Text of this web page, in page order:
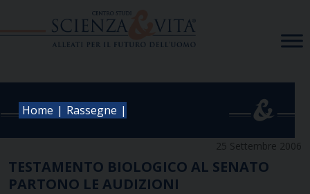
Home | Rassegne |
25 Settembre 2006
TESTAMENTO BIOLOGICO AL SENATO
PARTONO LE AUDIZIONI